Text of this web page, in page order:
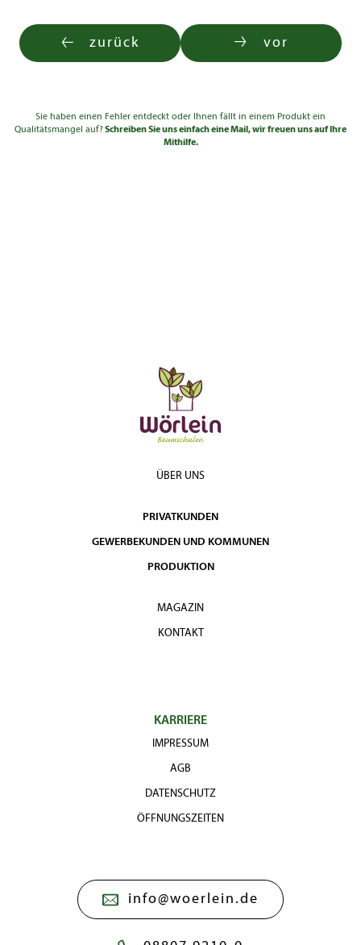
zurück vor
Sie haben einen Fehler entdeckt oder Ihnen fällt in einem Produkt ein
Qualitätsmangel auf?Schreiben Sie uns einfach eine Mail, wir freuen uns auf Ihre
Mithilfe.
ÜBER UNS
PRIVATKUNDEN
GEWERBEKUNDEN UND KOMMUNEN
PRODUKTION
MAGAZIN
KONTAKT
KARRIERE
IMPRESSUM
AGB
DATENSCHUTZ
ÖFFNUNGSZEITEN
info@woerlein.de